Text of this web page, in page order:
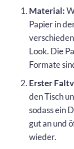
Material:
Papier in
Look. Die
Formate
Erster
den Tisch
sodass ein
gut an und
wieder.